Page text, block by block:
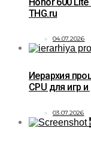
THG.ru
04.07.2026
Иерархия
CPU для игр
03.07.2026